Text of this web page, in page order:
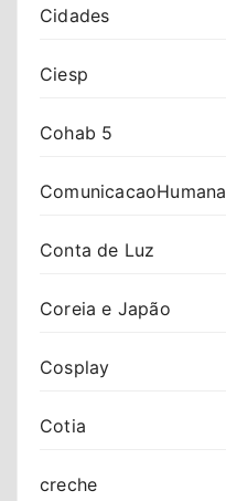
Cidades
Ciesp
Cohab 5
ComunicacaoHumana
Conta de Luz
Coreia e Japão
Cosplay
Cotia
creche